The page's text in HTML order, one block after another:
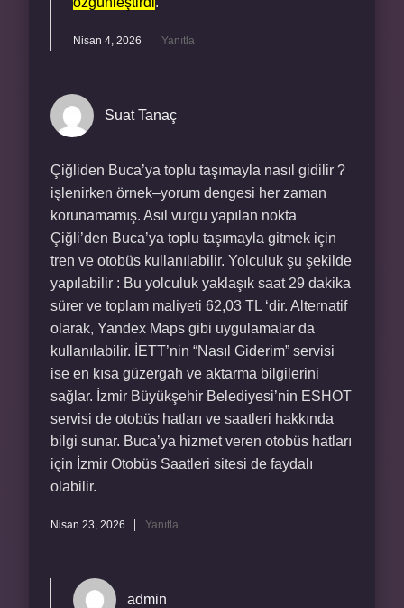
Nisan 4, 2026 Yanıtla
Suat Tanaç
Çiğliden Buca’ya toplu taşımayla nasıl gidilir ?
işlenirken örnek–yorum dengesi her zaman
korunamamış. Asıl vurgu yapılan nokta
Çiğli’den Buca’ya toplu taşımayla gitmek için
tren ve otobüs kullanılabilir. Yolculuk şu şekilde
yapılabilir : Bu yolculuk yaklaşık saat 29 dakika
sürer ve toplam maliyeti 62,03 TL ‘dir. Alternatif
olarak, Yandex Maps gibi uygulamalar da
kullanılabilir. İETT’nin “Nasıl Giderim” servisi
ise en kısa güzergah ve aktarma bilgilerini
sağlar. İzmir Büyükşehir Belediyesi’nin ESHOT
servisi de otobüs hatları ve saatleri hakkında
bilgi sunar. Buca’ya hizmet veren otobüs hatları
için İzmir Otobüs Saatleri sitesi de faydalı
olabilir.
Nisan 23, 2026 Yanıtla
admin